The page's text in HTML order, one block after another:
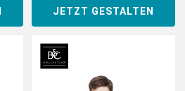
JETZT GESTALTEN